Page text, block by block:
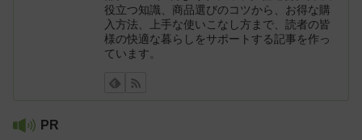
役立つ知識、商品選びのコツから、お得な購
入方法、上手な使いこなし方まで、読者の皆
様の快適な暮らしをサポートする記事を作っ
ています。
PR